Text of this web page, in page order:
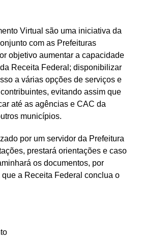
Virtual são uma iniciativa da
com as Prefeituras
objetivo aumentar a capacidade
Receita Federal; disponibilizar
a várias opções de serviços e
evitando assim que
até as agências e CAC da
municípios.
por um servidor da Prefeitura
prestará orientações e caso
os documentos, por
a Receita Federal conclua o